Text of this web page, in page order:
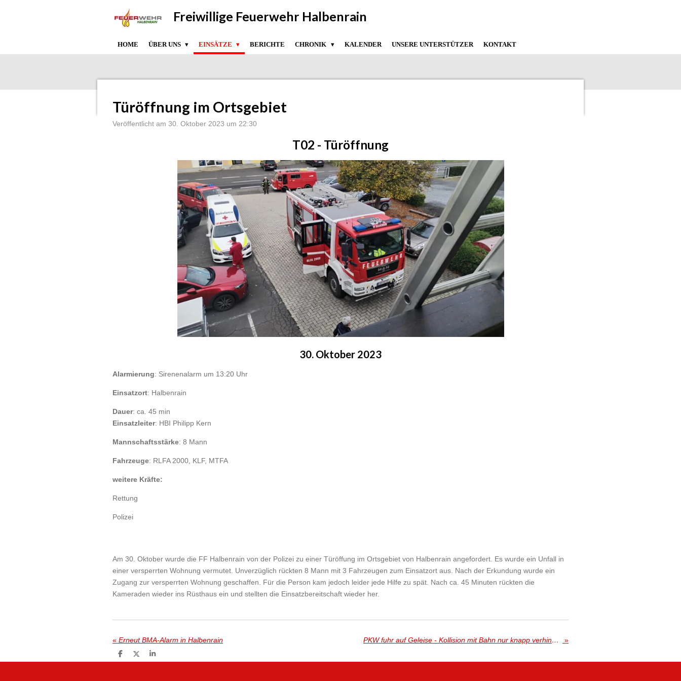
Freiwillige Feuerwehr Halbenrain
HOME ÜBER UNS EINSÄTZE BERICHTE CHRONIK KALENDER UNSERE UNTERSTÜTZER KONTAKT
Türöffnung im Ortsgebiet
Veröffentlicht am 30. Oktober 2023 um 22:30
T02 - Türöffnung
30. Oktober 2023
Alarmierung: Sirenenalarm um 13:20 Uhr
Einsatzort: Halbenrain
Dauer: ca. 45 min
Einsatzleiter: HBI Philipp Kern
Mannschaftsstärke: 8 Mann
Fahrzeuge: RLFA 2000, KLF, MTFA
weitere Kräfte:
Rettung
Polizei
Am 30. Oktober wurde die FF Halbenrain von der Polizei zu einer Türöffung im Ortsgebiet von Halbenrain angefordert. Es wurde ein Unfall in
einer versperrten Wohnung vermutet. Unverzüglich rückten 8 Mann mit 3 Fahrzeugen zum Einsatzort aus. Nach der Erkundung wurde ein
Zugang zur versperrten Wohnung geschaffen. Für die Person kam jedoch leider jede Hilfe zu spät. Nach ca. 45 Minuten rückten die
Kameraden wieder ins Rüsthaus ein und stellten die Einsatzbereitschaft wieder her.
« Erneut BMA-Alarm in Halbenrain PKW fuhr auf Geleise - Kollision mit Bahn nur knapp verhindert »
T
e
T
e
T
e